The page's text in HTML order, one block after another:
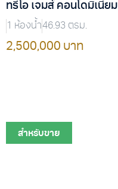
ทรีโอ เจมส์ คอนโดมิเนียม
1 ห้องน้ำ46.93 ตรม.
2,500,000 บาท
สำหรับขาย